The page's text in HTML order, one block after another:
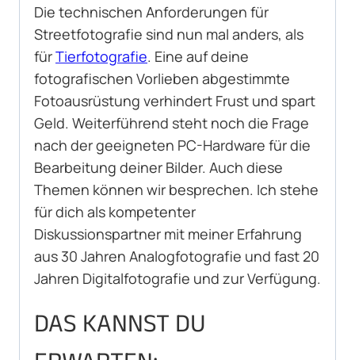
Die technischen Anforderungen für
Streetfotografie sind nun mal anders, als
fürTierfotografie. Eine auf deine
fotografischen Vorlieben abgestimmte
Fotoausrüstung verhindert Frust und spart
Geld. Weiterführend steht noch die Frage
nach der geeigneten PC-Hardware für die
Bearbeitung deiner Bilder. Auch diese
Themen können wir besprechen. Ich stehe
für dich als kompetenter
Diskussionspartner mit meiner Erfahrung
aus 30 Jahren Analogfotografie und fast 20
Jahren Digitalfotografie und zur Verfügung.
DAS KANNST DU